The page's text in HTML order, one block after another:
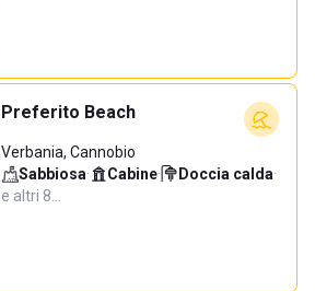
Preferito Beach
Verbania, Cannobio
Sabbiosa· Cabine· Doccia calda·
e altri 8…